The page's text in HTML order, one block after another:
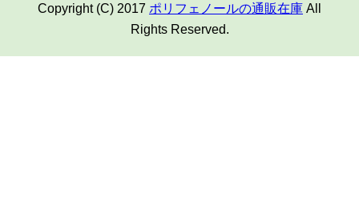
Copyright (C) 2017 ポリフェノールの通販在庫 All
Rights Reserved.